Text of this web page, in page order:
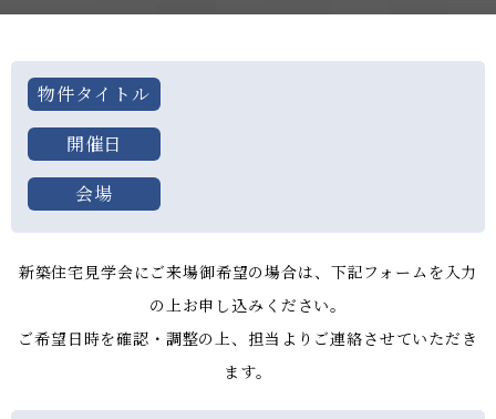
物件タイトル
開催日
会場
新築住宅見学会にご来場御希望の場合は、下記フォームを入力
の上お申し込みください。
ご希望日時を確認・調整の上、担当よりご連絡させていただき
ます。